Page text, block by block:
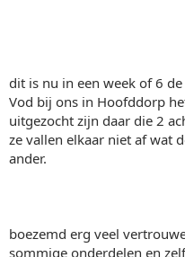
dit is nu in een week of 6
Vod bij ons in Hoofddorp
uitgezocht zijn daar die 2
ze vallen elkaar niet af wat
ander.
boezemd erg veel
sommige onderdelen en